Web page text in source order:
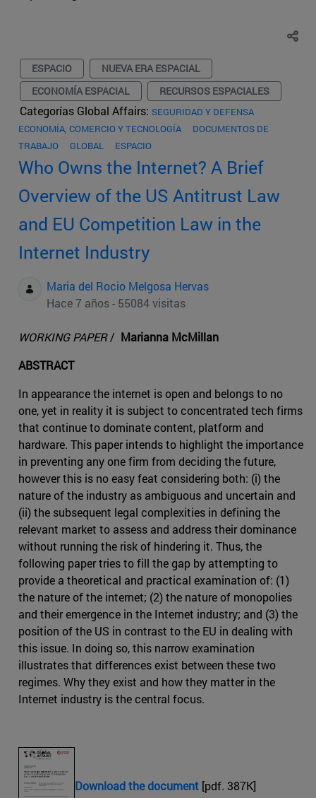
ESPACIO
NUEVA ERA ESPACIAL
ECONOMÍA ESPACIAL
RECURSOS ESPACIALES
Categorías Global Affairs: SEGURIDAD Y DEFENSA
ECONOMÍA, COMERCIO Y TECNOLOGÍA
DOCUMENTOS DE
TRABAJO
GLOBAL ESPACIO
Who Owns the Internet? A Brief
Overview of the US Antitrust Law
and EU Competition Law in the
Internet Industry
Maria del Rocio Melgosa Hervas
Hace 7 años - 55084 visitas
WORKING PAPER/ Marianna McMillan
ABSTRACT
In appearance the internet is open and belongs to no
one, yet in reality it is subject to concentrated tech firms
that continue to dominate content, platform and
hardware. This paper intends to highlight the importance
in preventing any one firm from deciding the future,
however this is no easy feat considering both: (i) the
nature of the industry as ambiguous and uncertain and
(ii) the subsequent legal complexities in defining the
relevant market to assess and address their dominance
without running the risk of hindering it. Thus, the
following paper tries to fill the gap by attempting to
provide a theoretical and practical examination of: (1)
the nature of the internet; (2) the nature of monopolies
and their emergence in the Internet industry; and (3) the
position of the US in contrast to the EU in dealing with
this issue. In doing so, this narrow examination
illustrates that differences exist between these two
regimes. Why they exist and how they matter in the
Internet industry is the central focus.
Download the document [pdf. 387K]